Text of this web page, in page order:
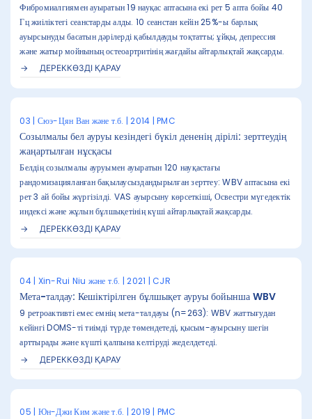
Фибромиалгиямен ауыратын 19 науқас аптасына екі рет 5 апта бойы 40
Гц жиіліктегі сеанстарды алды. 10 сеанстан кейін 25%-ы барлық
ауырсынуды басатын дәрілерді қабылдауды тоқтатты; ұйқы, депрессия
және жатыр мойнының остеоартритінің жағдайы айтарлықтай жақсарды.
ДЕРЕККӨЗДІ ҚАРАУ
03 | Сюэ-Цян Ван және т.б. | 2014 | PMC
Созылмалы бел ауруы кезіндегі бүкіл дененің дірілі: зерттеудің
жаңартылған нұсқасы
Белдің созылмалы ауруымен ауыратын 120 науқастағы
рандомизацияланған бақылаусыздандырылған зерттеу: WBV аптасына екі
рет 3 ай бойы жүргізілді. VAS ауырсыну көрсеткіші, Освестри мүгедектік
индексі және жұлын бұлшықетінің күші айтарлықтай жақсарды.
ДЕРЕККӨЗДІ ҚАРАУ
04 | Xin-Rui Niu және т.б. | 2021 | CJR
Мета-талдау: Кешіктірілген бұлшықет ауруы бойынша WBV
9 ретроактивті емес емнің мета-талдауы (n=263): WBV жаттығудан
кейінгі DOMS-ті тиімді түрде төмендетеді, қысым-ауырсыну шегін
арттырады және күшті қалпына келтіруді жеделдетеді.
ДЕРЕККӨЗДІ ҚАРАУ
05 | Юн-Джи Ким және т.б. | 2019 | PMC